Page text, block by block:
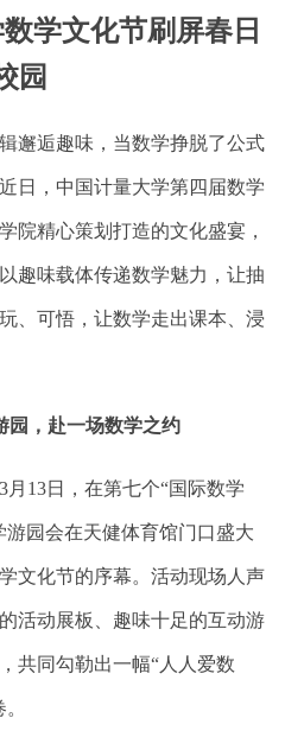
学文化节刷屏春日
园
邂逅趣味，当数学挣脱了公式
日，中国计量大学第四届数学
院精心策划打造的文化盛宴，
趣味载体传递数学魅力，让抽
、可悟，让数学走出课本、浸
园，赴一场数学之约
3月 13日，在第七个“国际数学
游园会在天健体育馆门口盛大
文化节的序幕。活动现场人声
活动展板、趣味十足的互动游
共同勾勒出一幅“人人爱数